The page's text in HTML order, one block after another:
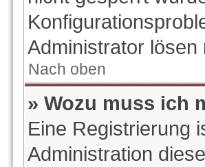
Administrator lösen
Nach oben
» Wozu muss ich
Eine Registrierung
Administration